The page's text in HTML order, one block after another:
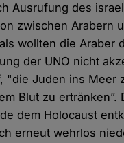
Ausrufung des
zwischen Arabern
wollten die Araber
der UNO nicht
"die Juden ins Meer
Blut zu ertränken”.
dem Holocaust
erneut wehrlos